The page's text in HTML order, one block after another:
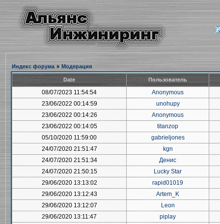
Индекс форума » Модерация
Date Пользователь
08/07/2023 11:54:54
Anonymous
23/06/2022 00:14:59
unohupy
23/06/2022 00:14:26
Anonymous
23/06/2022 00:14:05
titanzop
05/10/2020 11:59:00
gabrieljones
24/07/2020 21:51:47
kgn
24/07/2020 21:51:34
Денис
24/07/2020 21:50:15
Lucky Star
29/06/2020 13:13:02
rapid01019
29/06/2020 13:12:43
Artem_K
29/06/2020 13:12:07
Leon
29/06/2020 13:11:47
piplay